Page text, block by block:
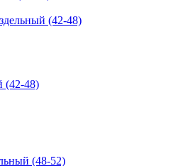
(42-48)
(42-48)